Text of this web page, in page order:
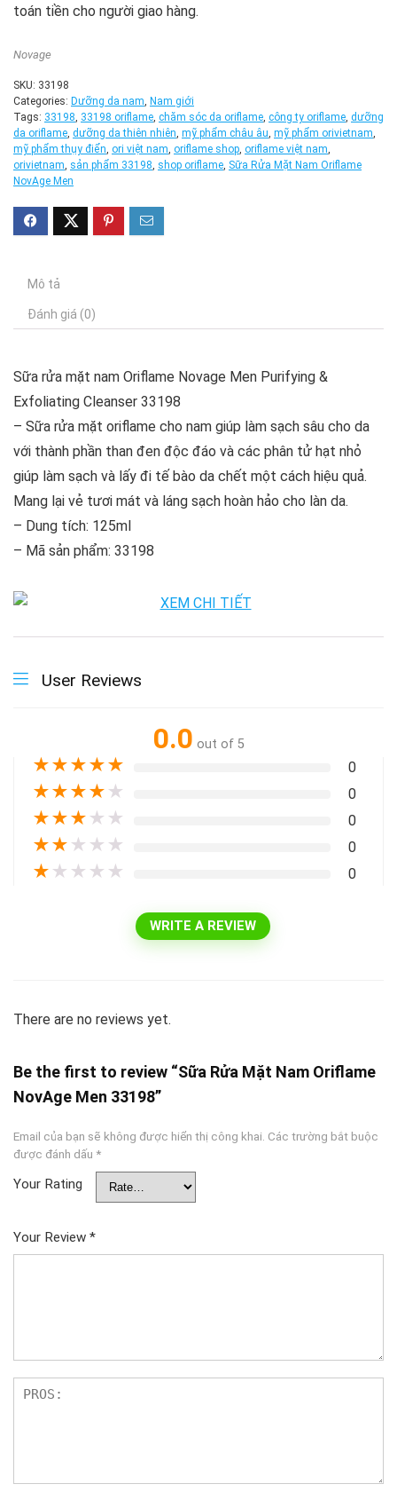
toán tiền cho người giao hàng.
Novage
SKU: 33198
Categories: Dưỡng da nam, Nam giới
Tags: 33198, 33198 oriflame, chăm sóc da oriflame, công ty oriflame, dưỡng
da oriflame, dưỡng da thiên nhiên, mỹ phẩm châu âu, mỹ phẩm orivietnam,
mỹ phẩm thụy điển, ori việt nam, oriflame shop, oriflame việt nam,
orivietnam, sản phẩm 33198, shop oriflame, Sữa Rửa Mặt Nam Oriflame
NovAge Men
Mô tả
Đánh giá (0)
Sữa rửa mặt nam Oriflame Novage Men Purifying &
Exfoliating Cleanser 33198
– Sữa rửa mặt oriflame cho nam giúp làm sạch sâu cho da
với thành phần than đen độc đáo và các phân tử hạt nhỏ
giúp làm sạch và lấy đi tế bào da chết một cách hiệu quả.
Mang lại vẻ tươi mát và láng sạch hoàn hảo cho làn da.
– Dung tích: 125ml
– Mã sản phẩm: 33198
User Reviews
0.0 out of 5
★★★★★ 0
★★★★ ★ 0
★★★ ★ ★ 0
★★ ★ ★ ★ 0
★ ★ ★ ★ ★ 0
WRITE A REVIEW
There are no reviews yet.
Be the first to review “Sữa Rửa Mặt Nam Oriflame
NovAge Men 33198”
Email của bạn sẽ không được hiển thị công khai. Các trường bắt buộc
được đánh dấu *
Your Rating
Your Review *